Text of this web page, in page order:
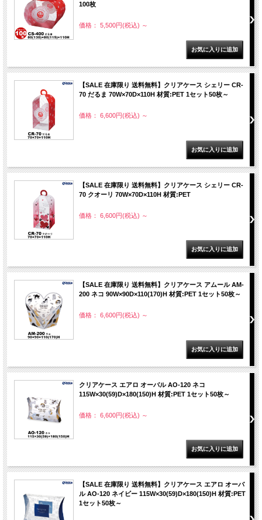
100枚
価格： 5,500円(税込) ～
【SALE 在庫限り 送料無料】クリアケース シェリー CR-
70 だるま 70W×70D×110H 材質:PET 1セット50枚～
価格： 6,600円(税込) ～
【SALE 在庫限り 送料無料】クリアケース シェリー CR-
70 クオーリ 70W×70D×110H 材質:PET
価格： 6,600円(税込) ～
【SALE 在庫限り 送料無料】クリアケース アムール AM-
200 ネコ 90W×90D×110(170)H 材質:PET 1セット50枚～
価格： 6,600円(税込) ～
クリアケース エアロ オーバル AO-120 ネコ
115W×30(59)D×180(150)H 材質:PET 1セット50枚～
価格： 6,600円(税込) ～
【SALE 在庫限り 送料無料】クリアケース エアロ オーバ
ル AO-120 ネイビー 115W×30(59)D×180(150)H 材質:PET
1セット50枚～